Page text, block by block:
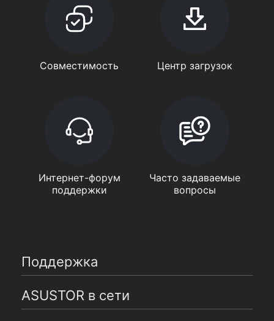
Совместимость Центр загрузок
Интернет-форум
поддержки
Часто задаваемые
вопросы
Поддержка
ASUSTOR в сети